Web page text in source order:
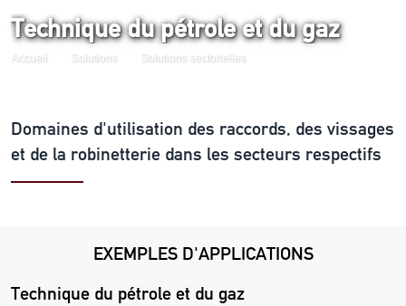
Technique du pétrole et du gaz
Accueil Solutions Solutions sectorielles
Domaines d'utilisation des raccords, des vissages
et de la robinetterie dans les secteurs respectifs
EXEMPLES D'APPLICATIONS
Technique du pétrole et du gaz